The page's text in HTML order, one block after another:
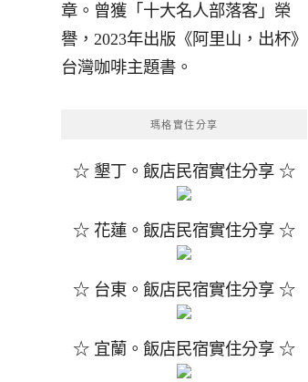
章。曾獲「十大名人部落客」榮
譽，2023年出版《阿里山，出杯》
台灣咖啡主題書。
瑪格實住分享
☆ 墾丁。飯店民宿實住分享 ☆
☆ 花蓮。飯店民宿實住分享 ☆
☆ 台東。飯店民宿實住分享 ☆
☆ 宜蘭。飯店民宿實住分享 ☆